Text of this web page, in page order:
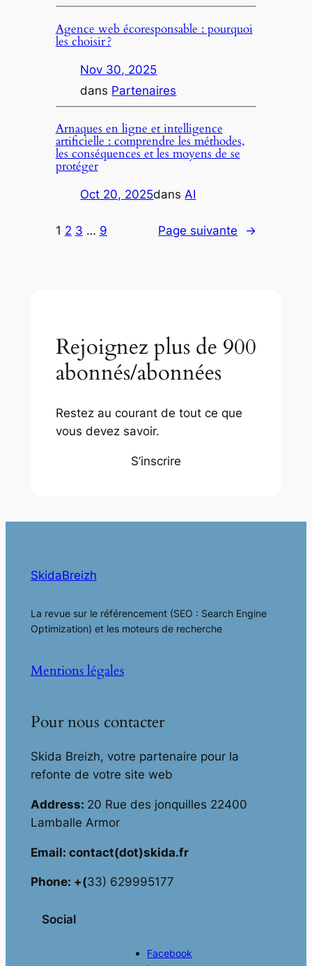
Agence web écoresponsable : pourquoi
les choisir ?
Nov 30, 2025
dans Partenaires
Arnaques en ligne et intelligence
artificielle : comprendre les méthodes,
les conséquences et les moyens de se
protéger
Oct 20, 2025dansAI
1 2 3 … 9 Page suivante →
Rejoignez plus de 900
abonnés/abonnées
Restez au courant de tout ce que
vous devez savoir.
S’inscrire
SkidaBreizh
La revue sur le référencement (SEO : Search Engine
Optimization) et les moteurs de recherche
Mentions légales
Pour nous contacter
Skida Breizh, votre partenaire pour la
refonte de votre site web
Address: 20 Rue des jonquilles 22400
Lamballe Armor
Email: contact(dot)skida.fr
Phone: +(33) 629995177
Social
Facebook